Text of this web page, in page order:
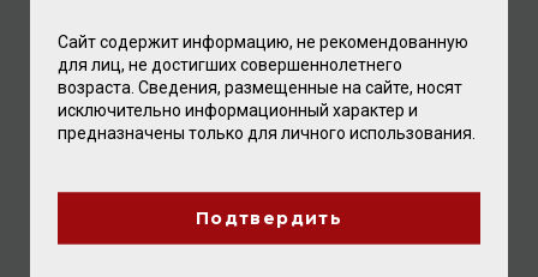
Freixenet Prosecco Extra Dry 2021 11% 0,75л
Просекко/ белое
2 320.00 ₽
Сайт содержит информацию, не рекомендованную
для лиц, не достигших совершеннолетнего
возраста. Сведения, размещенные на сайте, носят
исключительно информационный характер и
предназначены только для личного использования.
Подтвердить